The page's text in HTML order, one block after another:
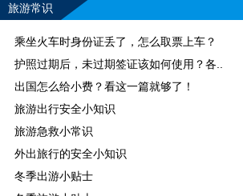
旅游常识
乘坐火车时身份证丢了，怎么取票上车？
护照过期后，未过期签证该如何使用？各..
出国怎么给小费？看这一篇就够了！
旅游出行安全小知识
旅游急救小常识
外出旅行的安全小知识
冬季出游小贴士